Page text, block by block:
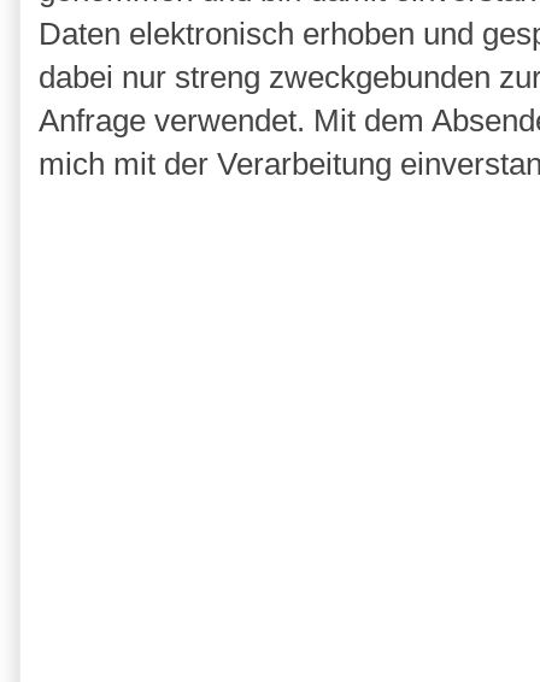
Daten elektronisch erhoben und
dabei nur streng zweckgebunden
Anfrage verwendet. Mit dem
mich mit der Verarbeitung